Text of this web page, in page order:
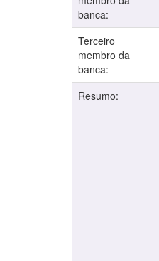
banca:
Terceiro
membro da
banca:
Resumo: